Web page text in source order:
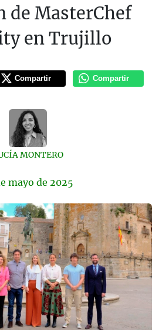
de MasterChef
en Trujillo
Compartir Compartir
MONTERO
mayo de 2025